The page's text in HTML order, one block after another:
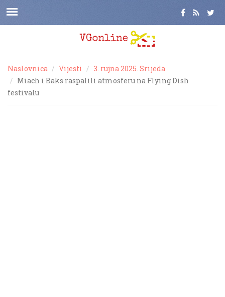
Naslovnica Vijesti
3. rujna 2025. Srijeda
Miach i Baks raspalili atmosferu na Flying Dish
festivalu